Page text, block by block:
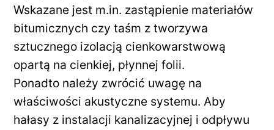
Wskazane jest m.in. zastąpienie materiałów
bitumicznych czy taśm z tworzywa
sztucznego izolacją cienkowarstwową
opartą na cienkiej, płynnej folii.
Ponadto należy zwrócić uwagę na
właściwości akustyczne systemu. Aby
hałasy z instalacji kanalizacyjnej i odpływu